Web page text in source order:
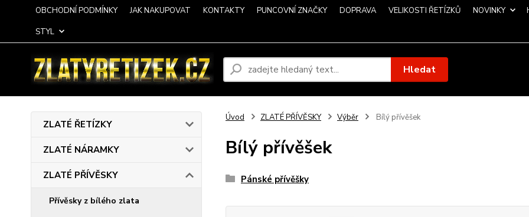
OBCHODNÍ PODMÍNKY JAK NAKUPOVAT KONTAKTY PUNCOVNÍ ZNAČKY DOPRAVA VELIKOSTI ŘETÍZKŮ NOVINKY
STYL
Hledat
ZLATÉ ŘETÍZKY
ZLATÉ NÁRAMKY
ZLATÉ PŘÍVĚSKY
Přívěsky z bílého zlata
Úvod ZLATÉ PŘÍVĚSKY Výběr Bílý přívěšek
Bílý přívěšek
Pánské přívěšky